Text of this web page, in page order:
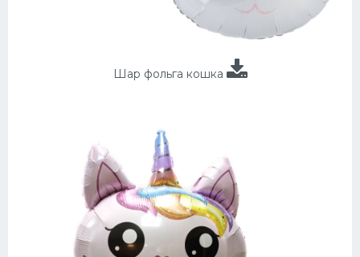
Шар фольга кошка